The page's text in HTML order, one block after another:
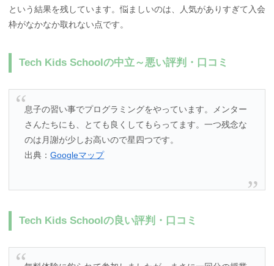
という結果を残しています。悩ましいのは、人気がありすぎて入会
枠がなかなか取れない点です。
Tech Kids Schoolの中立～悪い評判・口コミ
息子の習い事でプログラミングをやっています。メンター
さんたちにも、とても良くしてもらってます。一つ残念な
のは月謝が少しお高いので星四つです。
出典：Googleマップ
Tech Kids Schoolの良い評判・口コミ